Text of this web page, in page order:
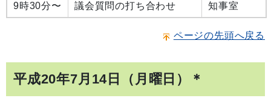
9時30分〜 議会質問の打ち合わせ 知事室
ページの先頭へ戻る
平成20年7月14日（月曜日）＊